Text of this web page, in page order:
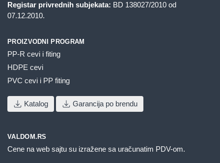
Registar privrednih subjekata: BD 138027/2010 od
07.12.2010.
PROIZVODNI PROGRAM
PP-R cevi i fiting
HDPE cevi
PVC cevi i PP fiting
Katalog Garancija po brendu
VALDOM.RS
Cene na web sajtu su izražene sa uračunatim PDV-om.